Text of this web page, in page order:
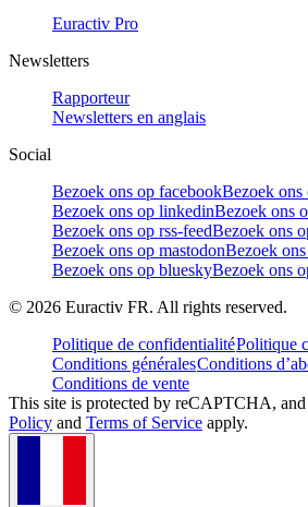
Euractiv Pro
Newsletters
Rapporteur
Newsletters en anglais
Social
Bezoek ons op facebookBezoek ons
Bezoek ons op linkedinBezoek ons
Bezoek ons op rss-feedBezoek ons
Bezoek ons op mastodonBezoek
Bezoek ons op blueskyBezoek ons
© 2026 Euractiv FR. All rights reserved.
Politique de confidentialitéPolitique
Conditions généralesConditions
Conditions de vente
This site is protected by reCAPTCHA,
Policy and Terms of Service apply.